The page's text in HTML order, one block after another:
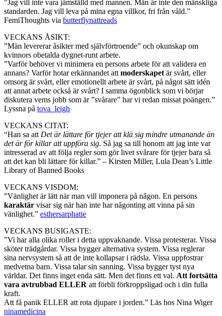
”Jag vill inte vara jämställd med mannen. Män är inte den mänskliga
standarden. Jag vill leva på mina egna villkor, fri från våld.”
FemiThoughts via butterflynattreads
VECKANS ÅSIKT:
”Män levererar åsikter med självförtroende” och okunskap om
kvinnors obetalda dygnet-runt arbete.
”Varför behöver vi minimera en persons arbete för att validera en
annans? Varför hotar erkännandet att moderskapet är svårt, eller
omsorg är svårt, eller emotionellt arbete är svårt, på något sätt idén
att annat arbete också är svårt? I samma ögonblick som vi börjar
diskutera vems jobb som är ”svårare” har vi redan missat poängen.”
Lyssna på tova_leigh
VECKANS CITAT:
“Han sa att Det är lättare för tjejer att klä sig mindre utmanande än
det är för killar att uppföra sig. Så jag sa till honom att jag inte var
intresserad av att följa regler som gör livet svårare för tjejer bara så
att det kan bli lättare för killar.” – Kirsten Miller, Lula Dean’s Little
Library of Banned Books
VECKANS VISDOM:
”Vänlighet är lätt när man vill imponera på någon. En persons
karaktär visar sig när han inte har någonting att vinna på sin
vänlighet.” esthersarphatie
VECKANS BUSIGASTE:
”Vi har alla olika roller i detta uppvaknande. Vissa protesterar. Vissa
sköter trädgårdar. Vissa bygger alternativa system. Vissa reglerar
sina nervsystem så att de inte kollapsar i rädsla. Vissa uppfostrar
medvetna barn. Vissa talar sin sanning. Vissa bygger tyst nya
världar. Det finns inget enda sätt. Men det finns ett val. Att fortsätta
vara avtrubbad ELLER att förbli förkroppsligad och i din fulla
kraft.
Att få panik ELLER att rota djupare i jorden.” Läs hos Nina Wiger
ninamedicina